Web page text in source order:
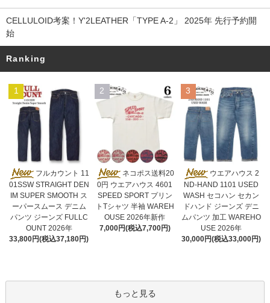
CELLULOID考案！Y'2LEATHER「TYPE A-2」 2025年 先行予約開
始
Ranking
1
フルカウント 11
01SSW STRAIGHT DEN
IM SUPER SMOOTH ス
ーパースムース デニム
パンツ ジーンズ FULLC
OUNT 2026年
33,800円(税込37,180円)
2
ネコポス送料20
0円 ウエアハウス 4601
SPEED SPORT プリン
トTシャツ 半袖 WAREH
OUSE 2026年新作
7,000円(税込7,700円)
3
ウエアハウス 2
ND-HAND 1101 USED
WASH セコハン セカン
ドハンド ジーンズ デニ
ムパンツ 加工 WAREHO
USE 2026年
30,000円(税込33,000円)
もっと見る